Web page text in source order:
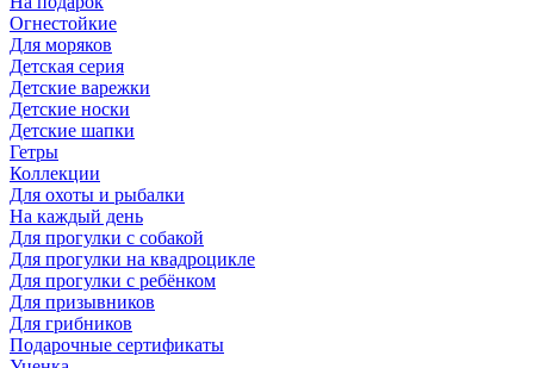
Огнестойкие
Для моряков
Детская серия
Детские варежки
Детские носки
Детские шапки
Гетры
Коллекции
Для охоты и рыбалки
На каждый день
Для прогулки с собакой
Для прогулки на квадроцикле
Для прогулки с ребёнком
Для призывников
Для грибников
Подарочные сертификаты